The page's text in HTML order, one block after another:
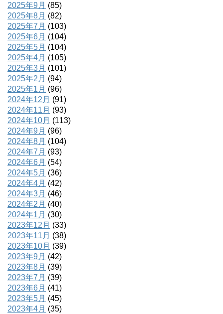
2025年9月 (85)
2025年8月 (82)
2025年7月 (103)
2025年6月 (104)
2025年5月 (104)
2025年4月 (105)
2025年3月 (101)
2025年2月 (94)
2025年1月 (96)
2024年12月 (91)
2024年11月 (93)
2024年10月 (113)
2024年9月 (96)
2024年8月 (104)
2024年7月 (93)
2024年6月 (54)
2024年5月 (36)
2024年4月 (42)
2024年3月 (46)
2024年2月 (40)
2024年1月 (30)
2023年12月 (33)
2023年11月 (38)
2023年10月 (39)
2023年9月 (42)
2023年8月 (39)
2023年7月 (39)
2023年6月 (41)
2023年5月 (45)
2023年4月 (35)